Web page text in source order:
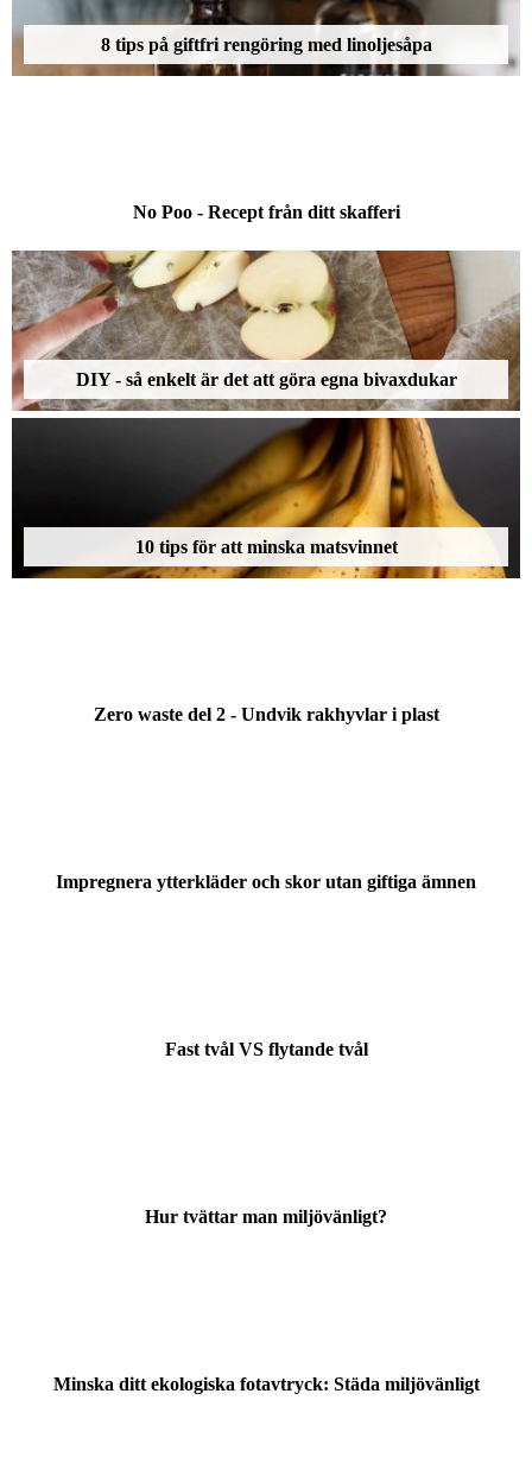
8 tips på giftfri rengöring med linoljesåpa
No Poo - Recept från ditt skafferi
DIY - så enkelt är det att göra egna bivaxdukar
10 tips för att minska matsvinnet
Zero waste del 2 - Undvik rakhyvlar i plast
Impregnera ytterkläder och skor utan giftiga ämnen
Fast tvål VS flytande tvål
Hur tvättar man miljövänligt?
Minska ditt ekologiska fotavtryck: Städa miljövänligt